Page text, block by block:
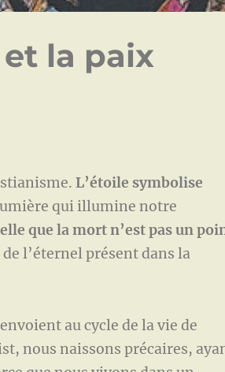
et la paix
L’étoile symbolise
qui illumine notre
que la mort n’est pas un
l’éternel présent dans la
au cycle de la vie de
nous naissons précaires,